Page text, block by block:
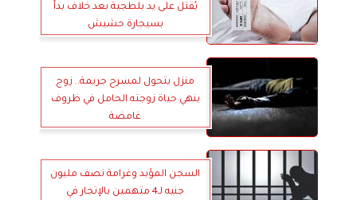
يُقتل على يد بلطجية بعد خلاف بدأ
بسيجارة حشيش
منزل يتحول لمسرح جريمة.. زوج
ينهي حياة زوجته الحامل في ظروف
غامضة
السجن المؤبد وغرامة نصف مليون
جنيه لـ4 متهمين بالإتجار في